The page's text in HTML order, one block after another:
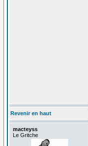
Revenir en haut
macteyss
Le Gritche